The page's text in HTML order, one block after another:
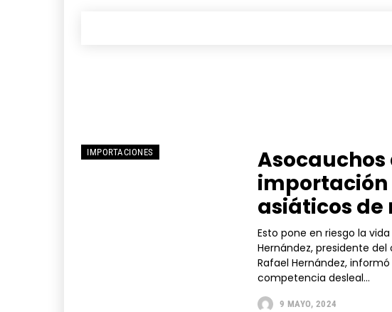
IMPORTACIONES
importación
asiáticos
Esto pone en riesgo la
Hernández, presidente
Rafael Hernández,
competencia desleal...
9 MAYO, 2024